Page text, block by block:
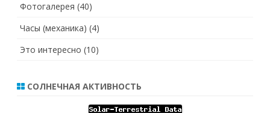
Фотогалерея (40)
Часы (механика) (4)
Это интересно (10)
СОЛНЕЧНАЯ АКТИВНОСТЬ